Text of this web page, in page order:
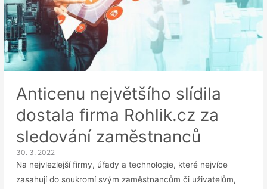
Anticenu největšího slídila
dostala firma Rohlik.cz za
sledování zaměstnanců
30. 3. 2022
Na nejvlezlejší firmy, úřady a technologie, které nejvíce
zasahují do soukromí svým zaměstnancům či uživatelům,